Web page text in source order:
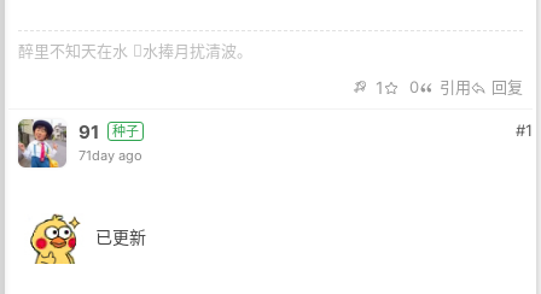
醉里不知天在水 𢵗水捧月扰清波。
1 0 引用 回复
91
种子
71day ago
#1
已更新